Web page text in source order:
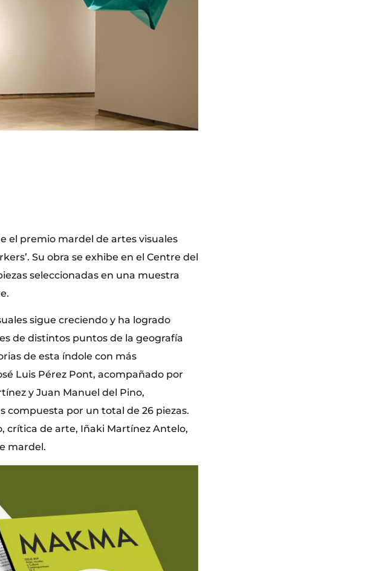
el premio mardel de artes visuales
Su obra se exhibe en el Centre del
seleccionadas en una muestra
sigue creciendo y ha logrado
de distintos puntos de la geografía
de esta índole con más
Luis Pérez Pont, acompañado por
y Juan Manuel del Pino,
compuesta por un total de 26 piezas.
crítica de arte, Iñaki Martínez Antelo,
mardel.